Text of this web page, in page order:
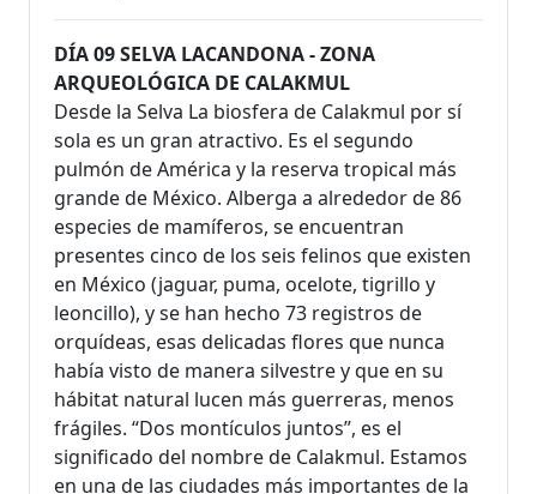
DÍA 09 SELVA LACANDONA - ZONA
ARQUEOLÓGICA DE CALAKMUL
Desde la Selva La biosfera de Calakmul por sí
sola es un gran atractivo. Es el segundo
pulmón de América y la reserva tropical más
grande de México. Alberga a alrededor de 86
especies de mamíferos, se encuentran
presentes cinco de los seis felinos que existen
en México (jaguar, puma, ocelote, tigrillo y
leoncillo), y se han hecho 73 registros de
orquídeas, esas delicadas flores que nunca
había visto de manera silvestre y que en su
hábitat natural lucen más guerreras, menos
frágiles. “Dos montículos juntos”, es el
significado del nombre de Calakmul. Estamos
en una de las ciudades más importantes de la